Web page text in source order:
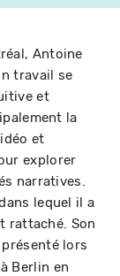
Antoine
travail se
et
la
et
explorer
narratives.
lequel il a
rattaché. Son
lors
Berlin en